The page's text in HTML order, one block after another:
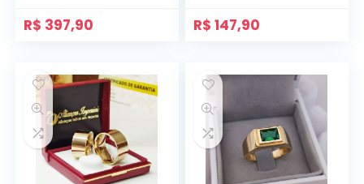
R$ 397,90 R$ 147,90